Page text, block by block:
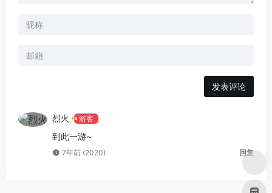
发表评论
烈火 游客
到此一游~
7年前 (2020) 回复